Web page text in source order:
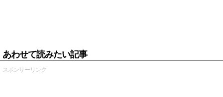
あわせて読みたい記事
スポンサーリンク